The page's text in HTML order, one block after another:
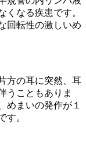
くなる疾患です。
回転性の激しいめ
方の耳に突然、耳
うこともありま
めまいの発作が１
す。